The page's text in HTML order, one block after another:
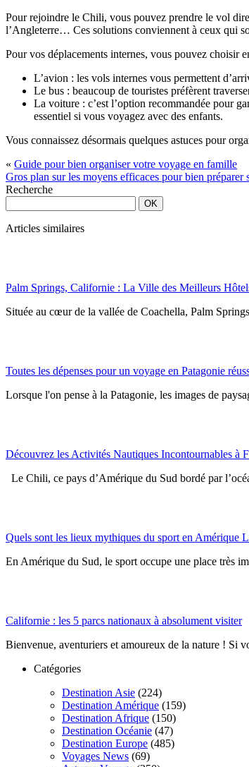
Pour rejoindre le Chili, vous pouvez prendre le vol
l’Angleterre… Ces solutions conviennent à ceux qui
Pour vos déplacements internes, vous pouvez choisir
L’avion : les vols internes vous permettent
Le bus : beaucoup de touristes préfèrent
La voiture : c’est l’option recommandée pour
essentiel si vous voyagez avec des enfants.
Vous connaissez désormais quelques astuces pour
« Guide pour bien organiser votre voyage en famille
Gros plan sur les moyens efficaces pour bien préparer
Recherche
Articles similaires
Palm Springs, Californie : La Ville des Meilleurs
Située au cœur de la vallée de Coachella, Palm
Toutes les dépenses pour un voyage en Patagonie
Lorsque l'on pense à la Patagonie, les images de
Découvrez les Activités Nautiques Incontournables à
Le Chili, ce pays d’Amérique du Sud bordé par
Quels sont les lieux mythiques du sport en Amérique
En Amérique du Sud, le sport occupe une place très
Californie : les 5 parcs nationaux à absolument visiter
Bienvenue, aventuriers et amoureux de la nature ! Si
Catégories
Destination Asie (224)
Destination Amérique (159)
Destination Afrique (150)
Destination Océanie (47)
Destination Europe (485)
Voyages News (69)